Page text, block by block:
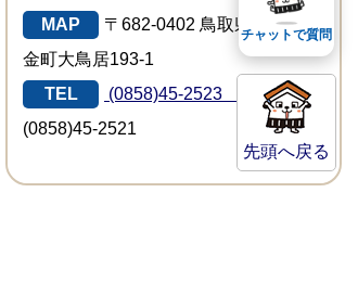
MAP
〒682-0402 鳥取県倉吉市関
金町大鳥居193-1
TEL
(0858)45-2523
FAX
(0858)45-2521
先頭へ戻る
チャットで質問